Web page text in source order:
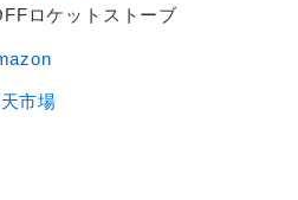
ロケットストーブ
市場